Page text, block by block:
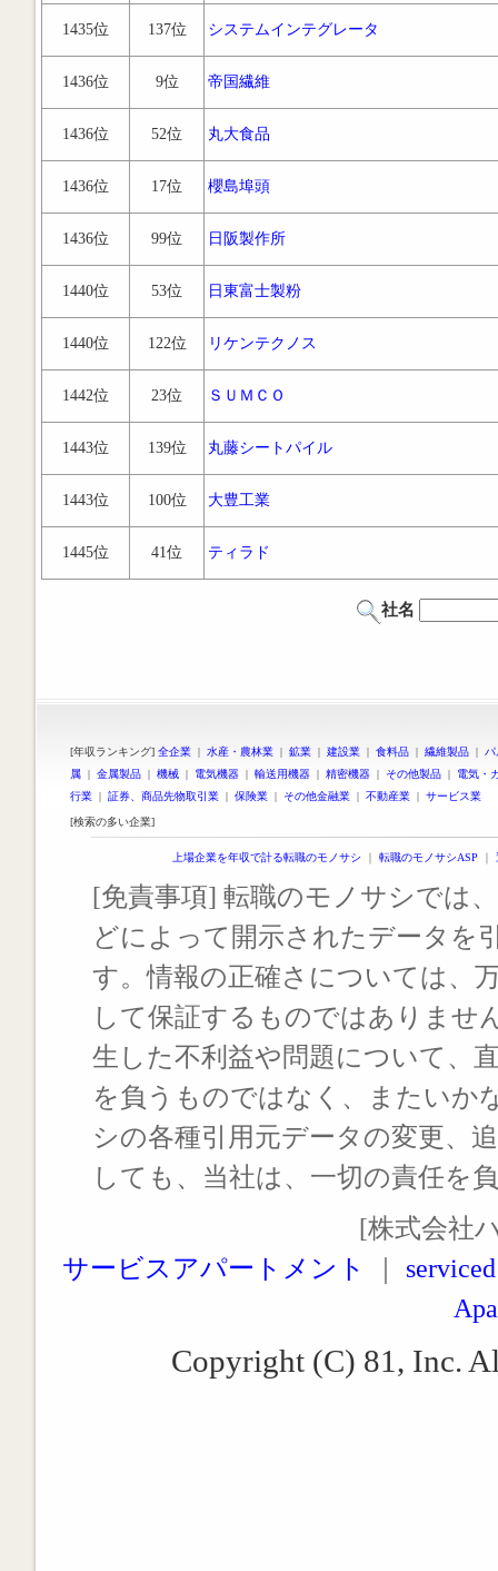
1435位 137位 システムインテグレータ
1436位 9位 帝国繊維
1436位 52位 丸大食品
1436位 17位 櫻島埠頭
1436位 99位 日阪製作所
1440位 53位 日東富士製粉
1440位 122位 リケンテクノス
1442位 23位 ＳＵＭＣＯ
1443位 139位 丸藤シートパイル
1443位 100位 大豊工業
1445位 41位 ティラド
社名
[年収ランキング] 全企業 | 水産・農林業 | 鉱業 | 建設業 | 食料品 | 繊維製品 |
属 | 金属製品 | 機械 | 電気機器 | 輸送用機器 | 精密機器 | その他製品 | 電気・
行業 | 証券、商品先物取引業 | 保険業 | その他金融業 | 不動産業 | サービス業
[検索の多い企業]
上場企業を年収で計る転職のモノサシ ｜ 転職のモノサシASP ｜
[免責事項] 転職のモノサシでは
どによって開示されたデータを
す。情報の正確さについては、
して保証するものではありませ
生した不利益や問題について、
を負うものではなく、またいか
シの各種引用元データの変更、
しても、当社は、一切の責任を
[株式会社
サービスアパートメント
Copyright (C) 81, Inc.